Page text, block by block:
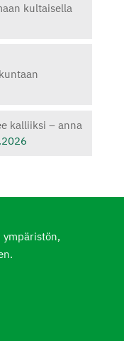
kultaisella
kalliiksi – anna
ympäristön,